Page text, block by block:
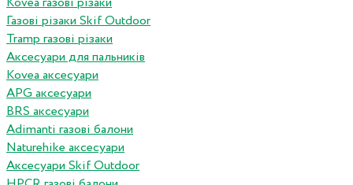
Газові різаки Skif Outdoor
Tramp газові різаки
Аксесуари для пальників
Kovea аксесуари
APG аксесуари
BRS аксесуари
Adimanti газові балони
Naturehike аксесуари
Аксесуари Skif Outdoor